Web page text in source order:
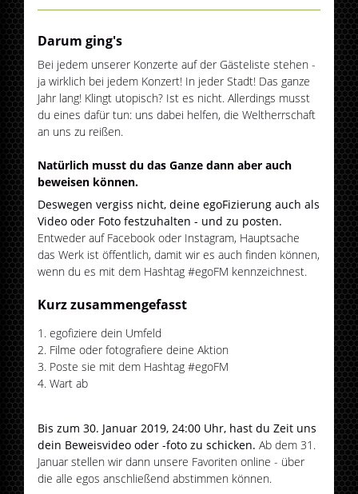
Darum ging's
Bei jedem unserer Konzerte auf der Gästeliste stehen -
ja wirklich bei jedem Konzert! In jeder Stadt! Das ganze
Jahr lang! Klingt utopisch? Ist es nicht. Allerdings musst
du eines dafür tun: uns dabei helfen, die Weltherrschaft
an uns zu reißen.
Natürlich musst du das Ganze dann aber auch
beweisen können.
Deswegen vergiss nicht, deine egoFizierung auch als
Video oder Foto festzuhalten - und zu posten.
Entweder auf Facebook oder Instagram, Hauptsache
das Werk ist öffentlich, damit wir es auch finden können,
wenn du es mit dem Hashtag #egoFM kennzeichnest.
Kurz zusammengefasst
egofiziere dein Umfeld
Filme oder fotografiere deine Aktion
Poste sie mit dem Hashtag #egoFM
Wart ab
Bis zum 30. Januar 2019, 24:00 Uhr, hast du Zeit uns
dein Beweisvideo oder -foto zu schicken.Ab dem 31.
Januar stellen wir dann unsere Favoriten online - über
die alle egos anschließend abstimmen können.